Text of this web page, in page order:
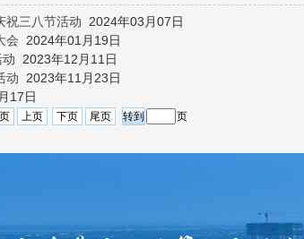
祝三八节活动 2024年03月07日
会 2024年01月19日
2023年12月11日
动 2023年11月23日
17日
上页 下页 尾页 页